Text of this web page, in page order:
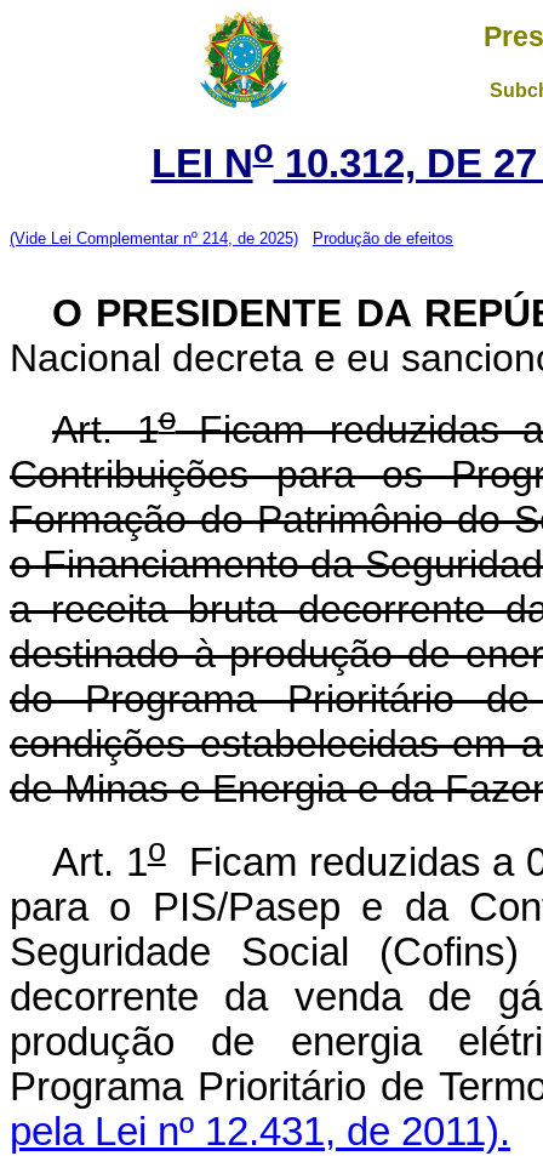
LEI No10.312, DE
(Vide Lei Complementar nº 214, de 2025) Produção de efeitos
O PRESIDENTE DA
Nacional decreta e eu
Art. 1oFicam reduzidas
Contribuições para os
Formação do Patrimônio do
o Financiamento da
a receita bruta decorrente
destinado à produção de
do Programa Prioritário
condições estabelecidas em
de Minas e Energia e da
Art. 1oFicam reduzidas a
para o PIS/Pasep e da
Seguridade Social
decorrente da venda de
produção de energia
Programa Prioritário de
pela Lei nº 12.431, de 2011).